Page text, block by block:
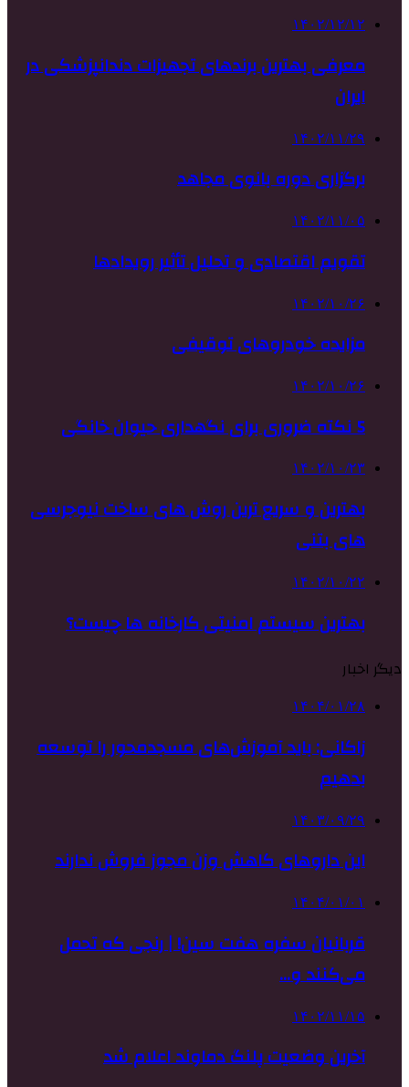
۱۴۰۲/۱۲/۱۲
معرفی بهترین برندهای تجهیزات دندانپزشکی در
ایران
۱۴۰۲/۱۱/۲۹
برگزاری دوره بانوی مجاهد
۱۴۰۲/۱۱/۰۵
تقویم اقتصادی و تحلیل تأثیر رویدادها
۱۴۰۲/۱۰/۲۶
مزایده خودروهای توقیفی
۱۴۰۲/۱۰/۲۶
5 نکته ضروری برای نگهداری حیوان خانگی
۱۴۰۲/۱۰/۲۳
بهترین و سریع ترین روش های ساخت نیوجرسی
های بتنی
۱۴۰۲/۱۰/۲۲
بهترین سیستم امنیتی کارخانه ها چیست؟
دیگر اخبار
۱۴۰۴/۰۱/۲۸
زاکانی: باید آموزش‌های مسجدمحور را توسعه
بدهیم
۱۴۰۳/۰۹/۲۹
این داروهای کاهش وزن مجوز فروش ندارند
۱۴۰۴/۰۱/۰۱
قربانیان سفره هفت سین! | رنجی که تحمل
می‌کنند و…
۱۴۰۲/۱۱/۱۵
آخرین وضعیت پلنگ دماوند اعلام شد